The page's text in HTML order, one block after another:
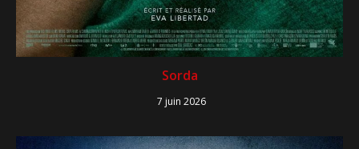
Sorda
7 juin 2026